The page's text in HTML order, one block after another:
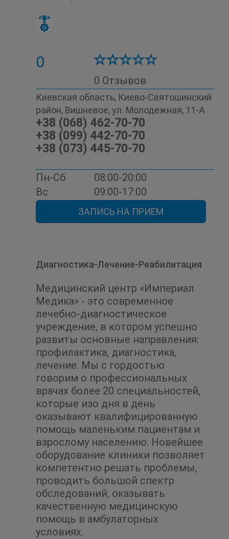
Женская консультация
Иммунологическая лаборатория
Исследование мочи
Ишемическая болезнь сердца
Консультативная медицинская помощь
Лаборатория
Лаборатория диабета
Лаборатория контроля анемии
Лаборатория микроэлементов
Лаборатория остеопороза
Лечебная физкультура (ЛФК)
Лечебный массаж
Маммология
Мануальная терапия
Массаж
Медсестринские услуги
Неинвазивная косметологическая терапия
Нейропсихология
Онкомаркеры
Оториноларингология (ЛОР)
Планирование семьи
Пренатальная диагностика
Проктология
Профилактика
Психология
Справка для посещения бассейна
Справка для школы и садика (форма 086-1/
о)
Тиреоидная лаборатория
Ультразвуковое исследование (УЗИ)
Флебология
Фоликулометрия
Цервикометрия
ЭКГ
Экстрагенитальная патология
Эндокринная гинекология
Эндокринная патология
Эндокринология
Эстетическое и инъекционное
моделирование лица и тела
0
0 Отзывов
Киевская область, Киево-Святошинский
район, Вишневое, ул. Молодежная, 11-А
+38 (068) 462-70-70
+38 (099) 442-70-70
+38 (073) 445-70-70
Пн-Сб
08:00-20:00
Вс
09:00-17:00
ЗАПИСЬ НА ПРИЕМ
Диагностика-Лечение-Реабилитация
Медицинский центр «Империал
Медика» - это современное
лечебно-диагностическое
учреждение, в котором успешно
развиты основные направления:
профилактика, диагностика,
лечение. Мы с гордостью
говорим о профессиональных
врачах более 20 специальностей,
которые изо дня в день
оказывают квалифицированную
помощь маленьким пациентам и
взрослому населению. Новейшее
оборудование клиники позволяет
компетентно решать проблемы,
проводить большой спектр
обследований, оказывать
качественную медицинскую
помощь в амбулаторных
условиях.